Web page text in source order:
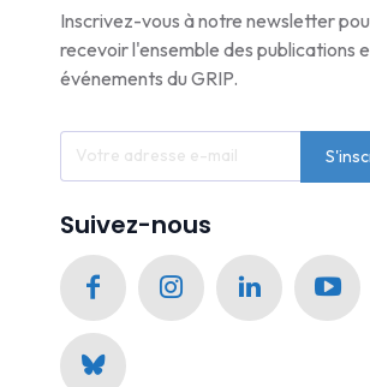
Inscrivez-vous à notre newsletter
recevoir l'ensemble des publications
événements du GRIP.
Suivez-nous